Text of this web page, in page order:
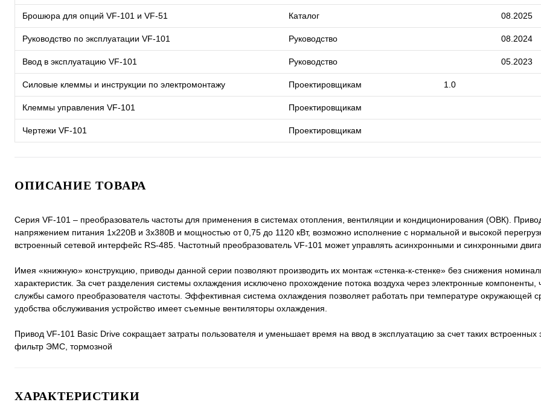
Брошюра для опций VF-101 и VF-51 Каталог 08.2025
Руководство по эксплуатации VF-101 Руководство 08.2024
Ввод в эксплуатацию VF-101 Руководство 05.2023
Силовые клеммы и инструкции по электромонтажу Проектировщикам 1.0
Клеммы управления VF-101 Проектировщикам
Чертежи VF-101 Проектировщикам
ОПИСАНИЕ ТОВАРА
Серия VF-101 – преобразователь частоты для применения в системах отопления, вентиляции и кондиционирования (ОВК).
напряжением питания 1х220В и 3х380В и мощностью от 0,75 до 1120 кВт, возможно исполнение с нормальной и высокой
встроенный сетевой интерфейс RS-485. Частотный преобразователь VF-101 может управлять асинхронными и синхронными
Имея «книжную» конструкцию, приводы данной серии позволяют производить их монтаж «стенка-к-стенке» без снижения
характеристик. За счет разделения системы охлаждения исключено прохождение потока воздуха через электронные компоненты,
службы самого преобразователя частоты. Эффективная система охлаждения позволяет работать при температуре окружающей
удобства обслуживания устройство имеет съемные вентиляторы охлаждения.
Привод VF-101 Basic Drive сокращает затраты пользователя и уменьшает время на ввод в эксплуатацию за счет таких встроенных
фильтр ЭМС, тормозной
ХАРАКТЕРИСТИКИ